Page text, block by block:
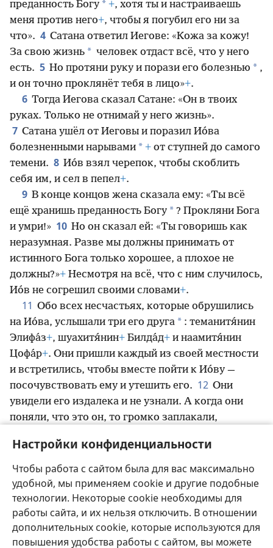
Настройки конфиденциальности
Чтобы работа с сайтом была для вас максимально
удобной, мы применяем cookie и другие подобные
технологии. Некоторые cookie необходимы для
работы сайта, и их нельзя отключить. В отношении
дополнительных cookie, которые используются для
повышения удобства работы с сайтом, вы можете
преданность Богу * +, хотя ты и настраиваешь
меня против него+, чтобы я погубил его ни за
что». 4 Сатана ответил Иегове: «Кожа за кожу!
За свою жизнь * человек отдаст всё, что у него
есть. 5 Но протяни руку и порази его болезнью * ,
и он точно проклянёт тебя в лицо»+.
6 Тогда Иегова сказал Сатане: «Он в твоих
руках. Только не отнимай у него жизнь».
7 Сатана ушёл от Иеговы и поразил Ио́ва
болезненными нарывами * + от ступней до самого
темени. 8 Ио́в взял черепок, чтобы скоблить
себя им, и сел в пепел+.
9 В конце концов жена сказала ему: «Ты всё
ещё хранишь преданность Богу * ? Прокляни Бога
и умри!» 10 Но он сказал ей: «Ты говоришь как
неразумная. Разве мы должны принимать от
истинного Бога только хорошее, а плохое не
должны?»+ Несмотря на всё, что с ним случилось,
Ио́в не согрешил своими словами+.
11 Обо всех несчастьях, которые обрушились
на Ио́ва, услышали три его друга * : теманитя́нин
Элифа́з+, шуахитя́нин+ Билда́д+ и наамитя́нин
Цофа́р+. Они пришли каждый из своей местности
и встретились, чтобы вместе пойти к Ио́ву —
посочувствовать ему и утешить его. 12 Они
увидели его издалека и не узнали. А когда они
поняли, что это он, то громко заплакали,
вверх у себя над головой+. 13 Они сидели с ним
на земле семь дней и семь ночей, и никто из них
не сказал ему ни слова, потому что они видели,
как сильно он страдает +.